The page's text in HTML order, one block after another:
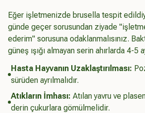
Eğer işletmenizde brusella tespit
günde geçer sorusundan ziyade
ederim" sorusuna odaklanmalısınız.
güneş ışığı almayan serin ahırlarda 4-5
Hasta Hayvanın Uzaklaştırılması:
sürüden ayrılmalıdır.
Atıkların İmhası: Atılan yavru ve
derin çukurlara gömülmelidir.